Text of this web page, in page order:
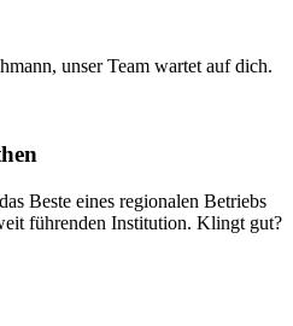
unser Team wartet auf dich.
Beste eines regionalen Betriebs
führenden Institution. Klingt gut?